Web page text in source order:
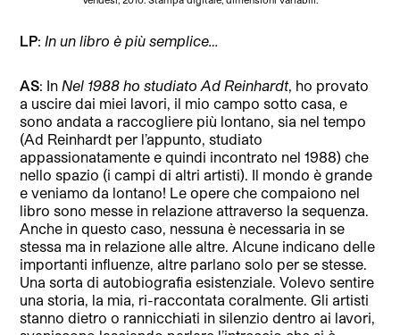
LP: In un libro è più semplice…
AS: InNel 1988 ho studiato Ad Reinhardt, ho provato
a uscire dai miei lavori, il mio campo sotto casa, e
sono andata a raccogliere più lontano, sia nel tempo
(Ad Reinhardt per l’appunto, studiato
appassionatamente e quindi incontrato nel 1988) che
nello spazio (i campi di altri artisti). Il mondo è grande
e veniamo da lontano! Le opere che compaiono nel
libro sono messe in relazione attraverso la sequenza.
Anche in questo caso, nessuna è necessaria in se
stessa ma in relazione alle altre. Alcune indicano delle
importanti influenze, altre parlano solo per se stesse.
Una sorta di autobiografia esistenziale. Volevo sentire
una storia, la mia, ri-raccontata coralmente. Gli artisti
stanno dietro o rannicchiati in silenzio dentro ai lavori,